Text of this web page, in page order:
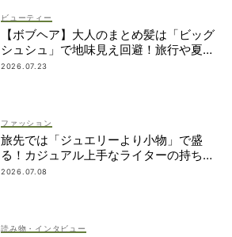
ビューティー
【ボブヘア】大人のまとめ髪は「ビッグ
シュシュ」で地味見え回避！旅行や夏祭
りにも
2026.07.23
ファッション
旅先では「ジュエリーより小物」で盛
る！カジュアル上手なライターの持ち物
リスト
2026.07.08
読み物・インタビュー